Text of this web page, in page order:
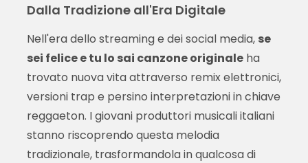
Dalla Tradizione all'Era Digitale
Nell'era dello streaming e dei social media, se
sei felice e tu lo sai canzone originaleha
trovato nuova vita attraverso remix elettronici,
versioni trap e persino interpretazioni in chiave
reggaeton. I giovani produttori musicali italiani
stanno riscoprendo questa melodia
tradizionale, trasformandola in qualcosa di